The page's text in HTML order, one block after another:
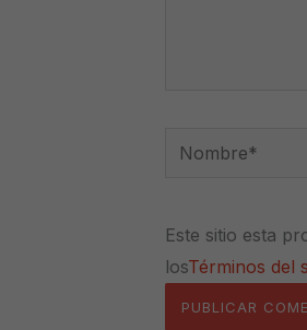
Nombre*
Este sitio esta
losTérminos del